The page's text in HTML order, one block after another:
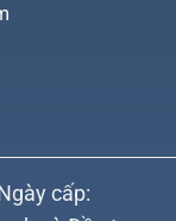
cấp: